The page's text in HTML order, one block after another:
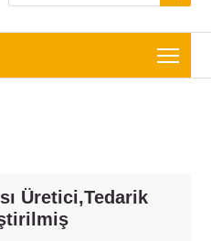
Üretici,Tedarik